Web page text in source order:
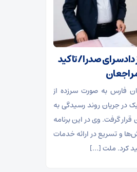
دادسرای صدرا/ تاکید
فارس به صورت سرزده از
در جریان روند رسیدگی به
گرفت. وی در این برنامه
و تسریع در ارائه خدمات
کرد. ملت […]